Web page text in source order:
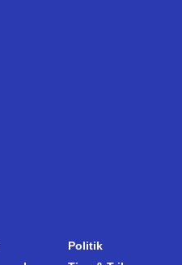
Politik